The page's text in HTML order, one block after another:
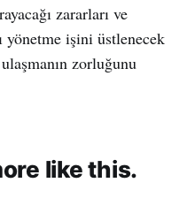
zararları ve
yönetme işini üstlenecek
zorluğunu
like this.